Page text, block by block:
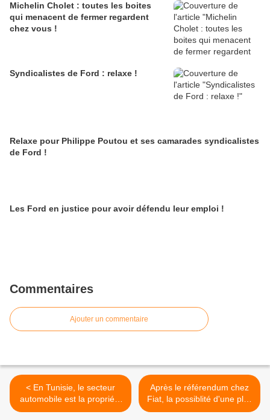
Michelin Cholet : toutes les boites
qui menacent de fermer regardent
chez vous !
Syndicalistes de Ford : relaxe !
Relaxe pour Philippe Poutou et ses camarades syndicalistes
de Ford !
Les Ford en justice pour avoir défendu leur emploi !
Commentaires
Ajouter un commentaire
< En Tunisie, le secteur
automobile est la propriété
de la famille Ben Ali
Après le référendum chez
Fiat, la possiblité d'une plus
grande résistance >